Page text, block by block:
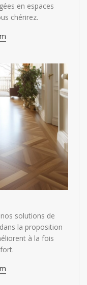
en espaces
chérirez.
solutions de
la proposition
à la fois